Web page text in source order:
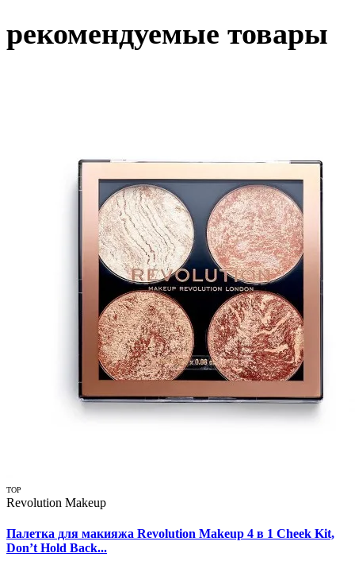
рекомендуемые товары
TOP
Revolution Makeup
Палетка для макияжа Revolution Makeup 4 в 1 Cheek Kit,
Don’t Hold Back...